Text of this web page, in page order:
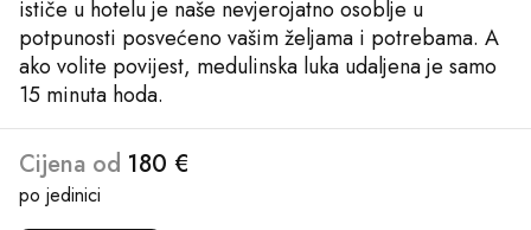
ističe u hotelu je naše nevjerojatno osoblje u
potpunosti posvećeno vašim željama i potrebama. A
ako volite povijest, medulinska luka udaljena je samo
15 minuta hoda.
Cijena od 180 €
po jedinici